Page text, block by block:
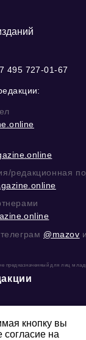
495 727-01-67
редакционная
@mazov
предназначенный для лиц
кнопку вы
согласие на